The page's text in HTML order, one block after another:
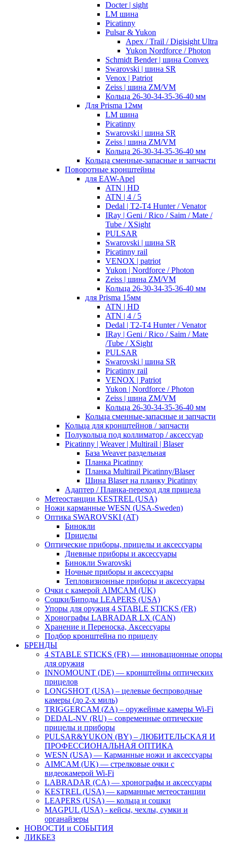
Docter | sight
LM шина
Picatinny
Pulsar & Yukon
Apex / Trail / Digisight Ultra
Yukon Nordforce / Photon
Schmidt Bender | шина Convex
Swarovski | шина SR
Venox | Patriot
Zeiss | шина ZM/VM
Кольца 26-30-34-35-36-40 мм
Для Prisma 12мм
LM шина
Picatinny
Swarovski | шина SR
Zeiss | шина ZM/VM
Кольца 26-30-34-35-36-40 мм
Кольца сменные-запасные и запчасти
Поворотные кронштейны
для EAW-Apel
ATN | HD
ATN | 4 / 5
Dedal | T2-T4 Hunter / Venator
IRay | Geni / Rico / Saim / Mate /
Tube / XSight
PULSAR
Swarovski | шина SR
Picatinny rail
VENOX | patriot
Yukon | Nordforce / Photon
Zeiss | шина ZM/VM
Кольца 26-30-34-35-36-40 мм
для Prisma 15мм
ATN | HD
ATN | 4 / 5
Dedal | T2-T4 Hunter / Venator
IRay | Geni / Rico / Saim / Mate
/Tube / XSight
PULSAR
Swarovski | шина SR
Picatinny rail
VENOX | Patriot
Yukon | Nordforce / Photon
Zeiss | шина ZM/VM
Кольца 26-30-34-35-36-40 мм
Кольца сменные-запасные и запчасти
Кольца для кронштейнов / запчасти
Полукольца под коллиматор / аксессуар
Picatinny | Weaver | Multirail | Blaser
База Weaver раздельная
Планка Picatinny
Планка Multirail Picatinny/Blaser
Шина Blaser на планку Picatinny
Адаптер / Планка-переход для прицела
Метеостанции KESTREL (USA)
Ножи карманные WESN (USA-Sweden)
Оптика SWAROVSKI (AT)
Бинокли
Прицелы
Оптические приборы, прицелы и аксессуары
Дневные приборы и аксессуары
Бинокли Swarovski
Ночные приборы и аксессуары
Тепловизионные приборы и аксессуары
Очки с камерой AIMCAM (UK)
Сошки/Биподы LEAPERS (USA)
Упоры для оружия 4 STABLE STICKS (FR)
Хронографы LABRADAR LX (CAN)
Хранение и Переноска, Аксессуары
Подбор кронштейна по прицелу
БРЕНДЫ
4 STABLE STICKS (FR) — инновационные опоры
для оружия
INNOMOUNT (DE) — кронштейны оптических
прицелов
LONGSHOT (USA) – целевые беспроводные
камеры (до 2-х миль)
TRIGGERCAM (ZA) – оружейные камеры Wi-Fi
DEDAL-NV (RU) – современные оптические
прицелы и приборы
PULSAR&YUKON (BY) – ЛЮБИТЕЛЬСКАЯ И
ПРОФЕССИОНАЛЬНАЯ ОПТИКА
WESN (USA) — Карманные ножи и аксессуары
AIMCAM (UK) — стрелковые очки с
видеокамерой Wi-Fi
LABRADAR (CA) — хронографы и аксессуары
KESTREL (USA) — карманные метеостанции
LEAPERS (USA) — кольца и сошки
MAGPUL (USA) - кейсы, чехлы, сумки и
органайзеры
НОВОСТИ и СОБЫТИЯ
ЛИКБЕЗ